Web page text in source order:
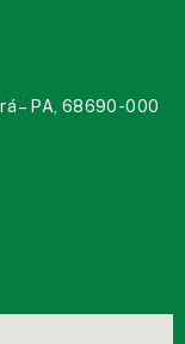
– PA, 68690-000